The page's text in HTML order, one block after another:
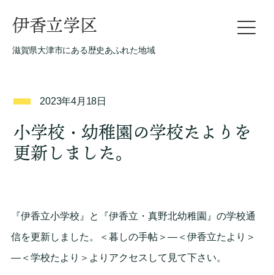
伊香立学区
滋賀県大津市にある歴史あふれた地域
2023年4月18日
小学校・幼稚園の学校たよりを
更新しました。
『伊香立小学校』と『伊香立・真野北幼稚園』の学校通
信を更新しました。＜暮しの手帖＞―＜伊香立たより＞
―＜学校たより＞よりアクセスして見て下さい。